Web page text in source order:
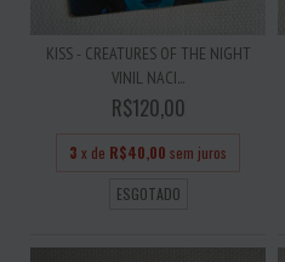
KISS - CREATURES OF THE NIGHT
VINIL NACI...
R$120,00
3 x de R$40,00 sem juros
ESGOTADO